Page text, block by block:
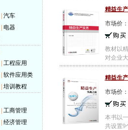
汽车
电器
工程应用
软件应用类
培训教程
工商管理
经济管理
精益生
市场价：
教材以
对企业
精益生
市场价：
本书以
共设置9